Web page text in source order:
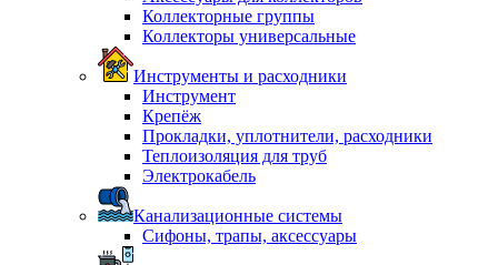
Коллекторные группы
Коллекторы универсальные
Инструменты и расходники
Инструмент
Крепёж
Прокладки, уплотнители, расходники
Теплоизоляция для труб
Электрокабель
Канализационные системы
Сифоны, трапы, аксессуары